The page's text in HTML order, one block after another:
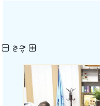
چچ